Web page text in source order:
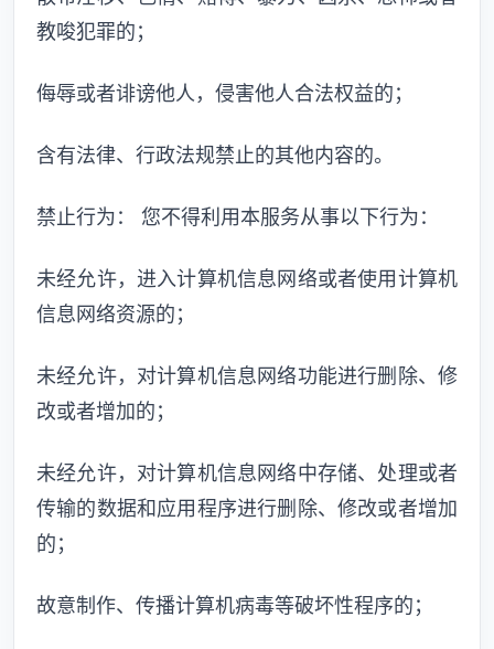
教唆犯罪的；
侮辱或者诽谤他人，侵害他人合法权益的；
含有法律、行政法规禁止的其他内容的。
禁止行为： 您不得利用本服务从事以下行为：
未经允许，进入计算机信息网络或者使用计算机
信息网络资源的；
未经允许，对计算机信息网络功能进行删除、修
改或者增加的；
未经允许，对计算机信息网络中存储、处理或者
传输的数据和应用程序进行删除、修改或者增加
的；
故意制作、传播计算机病毒等破坏性程序的；